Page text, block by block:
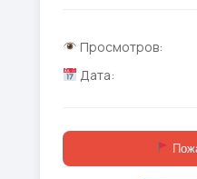
Просмотров:
Дата: